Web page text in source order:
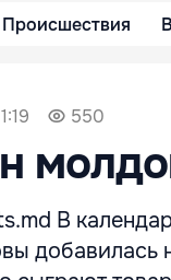
Происшествия
550
В
добавилась